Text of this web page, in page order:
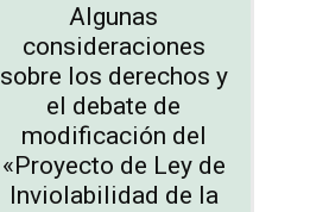
Algunas
consideraciones
sobre los derechos y
el debate de
modificación del
«Proyecto de Ley de
Inviolabilidad de la